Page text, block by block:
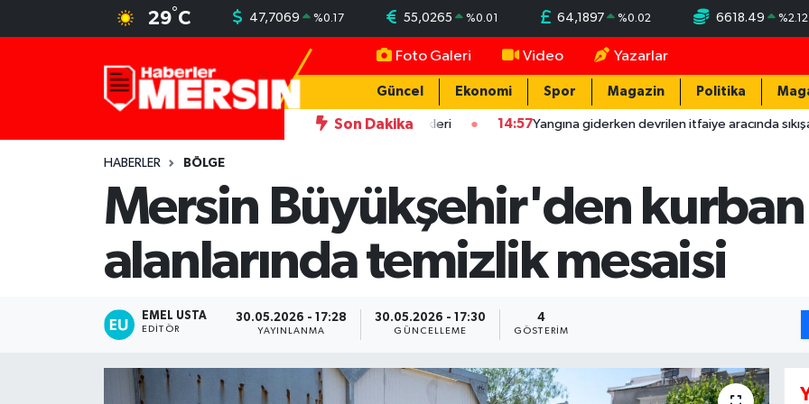
29°C 47,7069 %0.17 55,0265 %0.01 64,1897 %0.02 6618.49 %2.12
Foto Galeri Video Yazarlar
Güncel Ekonomi Spor Magazin Politika
Son Dakika
HBB'den çocuklara bilim ve eğlence dolu yaz etkinlikleri 14:57 Yangına giderken devrilen itfaiye aracında sıkışan erleri,
HABERLER BÖLGE
Mersin Büyükşehir'den
alanlarında temizlik mesaisi
EMEL USTA
EDITÖR
30.05.2026 - 17:28
YAYINLANMA
30.05.2026 - 17:30
GÜNCELLEME
4
GÖSTERIM
Mersin Nöbetçi Eczaneler
Mersin Hava Durumu
Mersin Trafik Yoğunluk Haritası
Süper Lig Puan Durumu ve Fikstür
Tüm Manşetler
Haber Arşivi